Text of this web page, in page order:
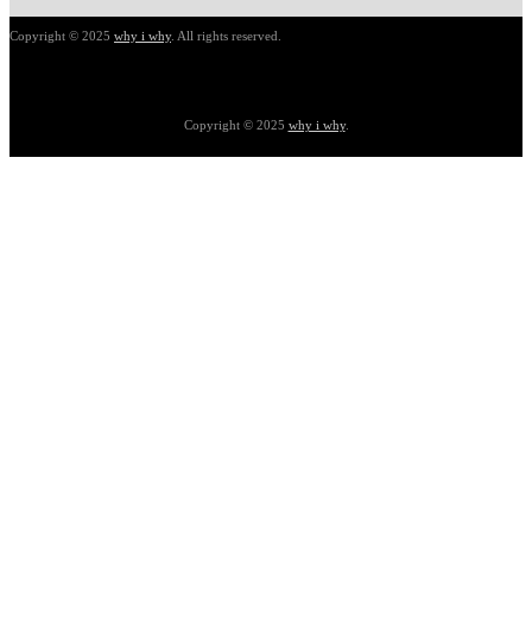
Copyright © 2025 why i why. All rights reserved.
Copyright © 2025 why i why.